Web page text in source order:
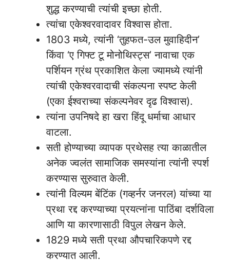
शुद्ध करण्याची त्यांची इच्छा होती.
त्यांचा एकेश्वरवादावर विश्वास होता.
1803 मध्ये, त्यांनी ‘तुहफत-उल मुवाहिदीन’
किंवा ‘ए गिफ्ट टू मोनोथिस्ट्स’ नावाचा एक
पर्शियन ग्रंथ प्रकाशित केला ज्यामध्ये त्यांनी
त्यांची एकेश्वरवादाची संकल्पना स्पष्ट केली
(एका ईश्वराच्या संकल्पनेवर दृढ विश्वास).
त्यांना उपनिषदे हा खरा हिंदू धर्माचा आधार
वाटला.
सती होण्याच्या व्यापक प्रथेसह त्या काळातील
अनेक ज्वलंत सामाजिक समस्यांना त्यांनी स्पर्श
करण्यास सुरुवात केली.
त्यांनी विल्यम बेंटिंक (गव्हर्नर जनरल) यांच्या या
प्रथा रद्द करण्याच्या प्रयत्नांना पाठिंबा दर्शविला
आणि या कारणासाठी विपुल लेखन केले.
1829 मध्ये सती प्रथा औपचारिकपणे रद्द
करण्यात आली.